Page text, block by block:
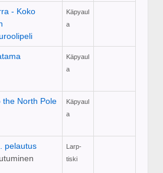
- Koko
Käpyaul
a
Käpyaul
a
the North Pole
Käpyaul
a
pelautus
Larp-
tiski